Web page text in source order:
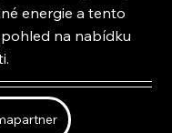
energie a tento
na nabídku